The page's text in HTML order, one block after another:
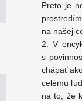
Preto je
na našej
2. V
s
chápať
celému
na to, že